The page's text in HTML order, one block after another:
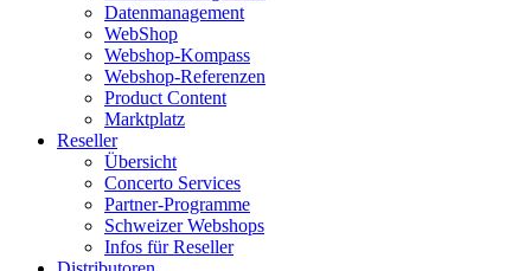
Datenmanagement
WebShop
Webshop-Kompass
Webshop-Referenzen
Product Content
Marktplatz
Reseller
Übersicht
Concerto Services
Partner-Programme
Schweizer Webshops
Infos für Reseller